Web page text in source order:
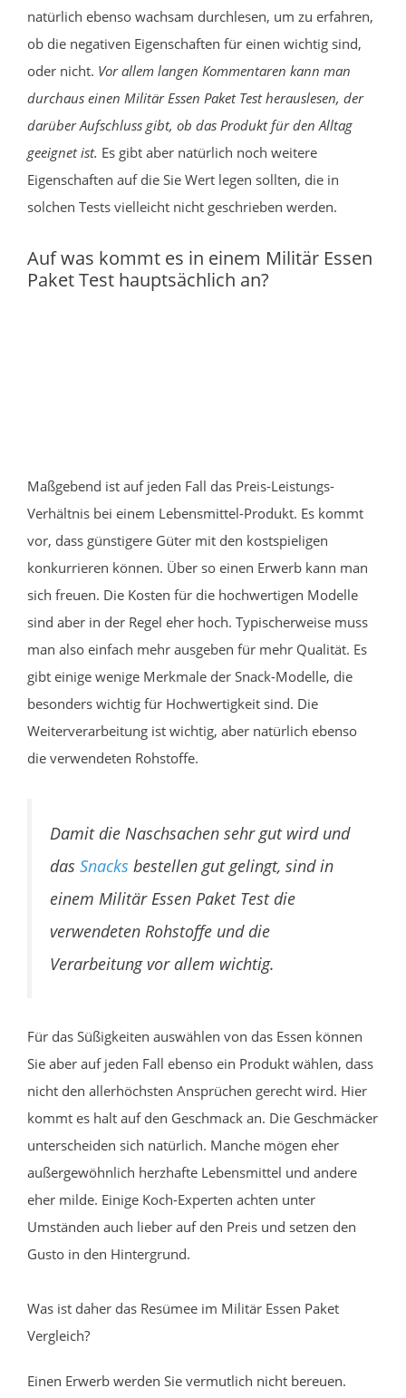
natürlich ebenso wachsam durchlesen, um zu erfahren,
ob die negativen Eigenschaften für einen wichtig sind,
oder nicht. Vor allem langen Kommentaren kann man
durchaus einen Militär Essen Paket Test herauslesen, der
darüber Aufschluss gibt, ob das Produkt für den Alltag
geeignet ist. Es gibt aber natürlich noch weitere
Eigenschaften auf die Sie Wert legen sollten, die in
solchen Tests vielleicht nicht geschrieben werden.
Auf was kommt es in einem Militär Essen
Paket Test hauptsächlich an?
Maßgebend ist auf jeden Fall das Preis-Leistungs-
Verhältnis bei einem Lebensmittel-Produkt. Es kommt
vor, dass günstigere Güter mit den kostspieligen
konkurrieren können. Über so einen Erwerb kann man
sich freuen. Die Kosten für die hochwertigen Modelle
sind aber in der Regel eher hoch. Typischerweise muss
man also einfach mehr ausgeben für mehr Qualität. Es
gibt einige wenige Merkmale der Snack-Modelle, die
besonders wichtig für Hochwertigkeit sind. Die
Weiterverarbeitung ist wichtig, aber natürlich ebenso
die verwendeten Rohstoffe.
Damit die Naschsachen sehr gut wird und
das Snacks bestellen gut gelingt, sind in
einem Militär Essen Paket Test die
verwendeten Rohstoffe und die
Verarbeitung vor allem wichtig.
Für das Süßigkeiten auswählen von das Essen können
Sie aber auf jeden Fall ebenso ein Produkt wählen, dass
nicht den allerhöchsten Ansprüchen gerecht wird. Hier
kommt es halt auf den Geschmack an. Die Geschmäcker
unterscheiden sich natürlich. Manche mögen eher
außergewöhnlich herzhafte Lebensmittel und andere
eher milde. Einige Koch-Experten achten unter
Umständen auch lieber auf den Preis und setzen den
Gusto in den Hintergrund.
Was ist daher das Resümee im Militär Essen Paket
Vergleich?
Einen Erwerb werden Sie vermutlich nicht bereuen.